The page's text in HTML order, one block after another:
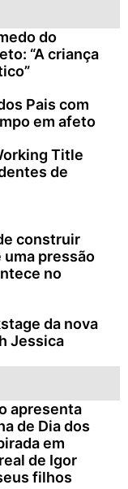
do
“A criança
Pais com
em afeto
Title
de
construir
uma pressão
no
da nova
Jessica
apresenta
de Dia dos
em
de Igor
filhos